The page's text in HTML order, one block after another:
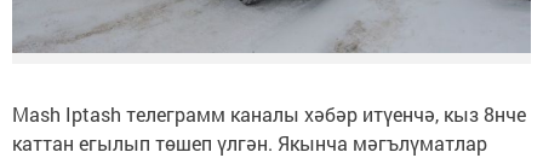
Mash Iptash телеграмм каналы хәбәр итүенчә, кыз 8нче
каттан егылып төшеп үлгән. Якынча мәгълүматлар